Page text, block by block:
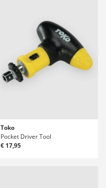
Toko
Pocket Driver Tool
€ 17,95